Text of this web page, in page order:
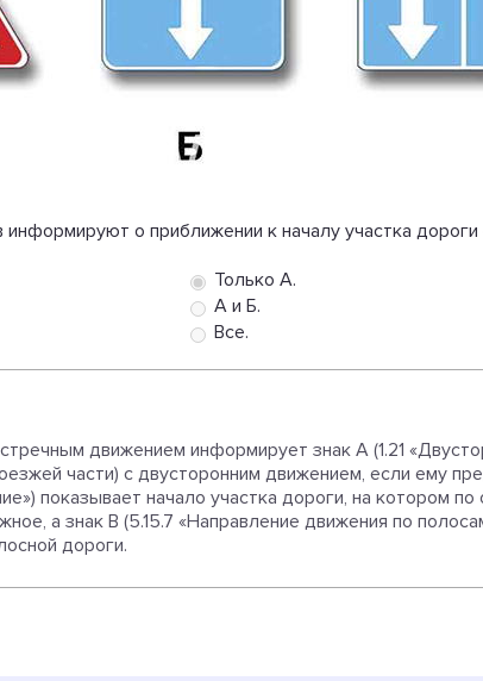
информируют о приближении к началу участка
Только А.
А и Б.
Все.
движением информирует знак А (1.21
части) с двусторонним движением, если ему
показывает начало участка дороги, на котором
а знак В (5.15.7 «Направление движения по
дороги.